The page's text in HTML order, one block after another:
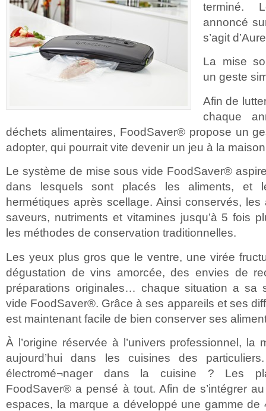
terminé.
annoncé
s’agit
La mise
un geste
Afin de
chaque
déchets alimentaires, FoodSaver® propose un
adopter, qui pourrait vite devenir un jeu à la
Le système de mise sous vide FoodSaver®
dans lesquels sont placés les aliments, et
hermétiques après scellage. Ainsi conservés,
saveurs, nutriments et vitamines jusqu’à 5 fois
les méthodes de conservation traditionnelles.
Les yeux plus gros que le ventre, une virée
dégustation de vins amorcée, des envies de
préparations originales… chaque situation a sa
vide FoodSaver®. Grâce à ses appareils et ses
est maintenant facile de bien conserver ses
À l’origine réservée à l’univers professionnel, la
aujourd’hui dans les cuisines des
électromé¬nager dans la cuisine ? Les
FoodSaver® a pensé à tout. Afin de s’intégrer
espaces, la marque a développé une gamme de